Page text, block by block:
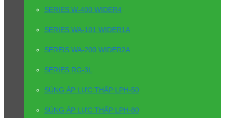
SERIES W-400 WIDER4
SERIES WA-101 WIDER1A
SEREIS WA-200 WIDER2A
SERIES RG-3L
SÚNG ÁP LỰC THẤP LPH-50
SÚNG ÁP LỰC THẤP LPH-80